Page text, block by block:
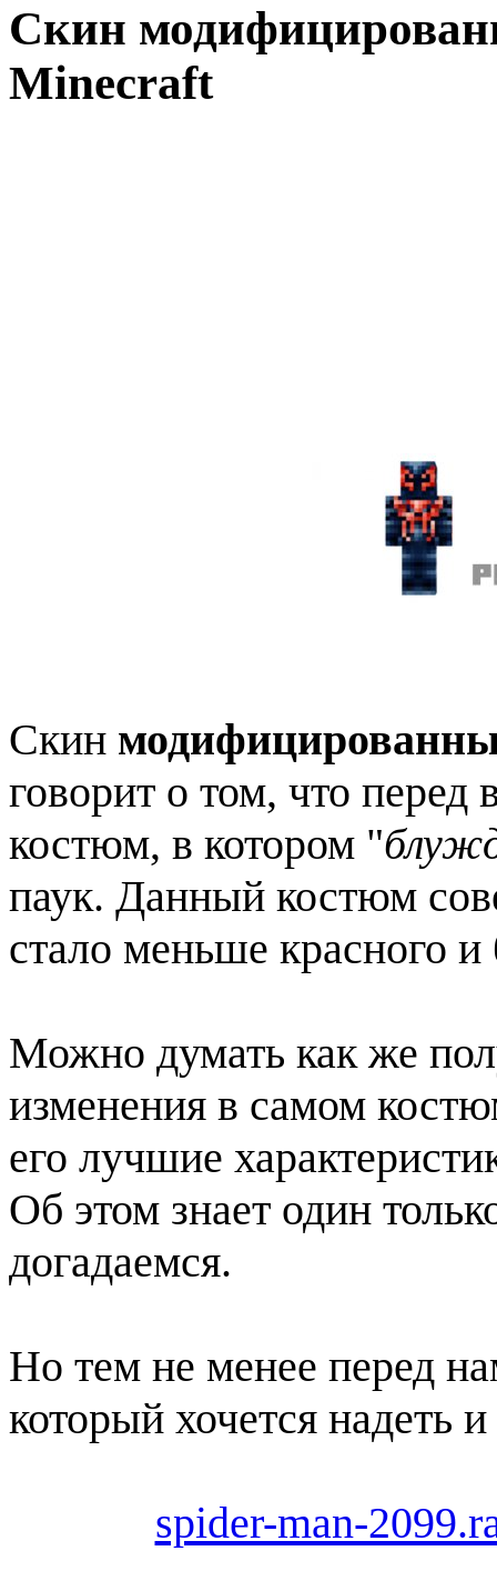
Скин
Minecraft
Скин
говорит о том, что перед
костюм, в котором "
паук. Данный костюм
стало меньше красного
Можно думать как же
изменения в самом
его лучшие
Об этом знает один
догадаемся.
Но тем не менее перед
который хочется надеть
spider-man-